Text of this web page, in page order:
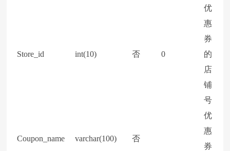
Store_id int(10) 否 0
优
惠
券
的
店
铺
号
Coupon_name varchar(100) 否
优
惠
券